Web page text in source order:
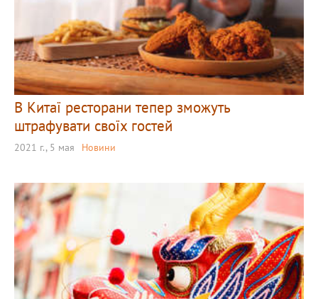
В Китаї ресторани тепер зможуть
штрафувати своїх гостей
2021 г., 5 мая Новини